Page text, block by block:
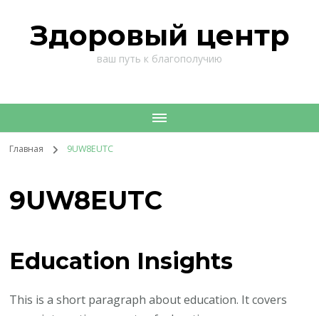
Здоровый центр
ваш путь к благополучию
Главная 9UW8EUTC
9UW8EUTC
Education Insights
This is a short paragraph about education. It covers